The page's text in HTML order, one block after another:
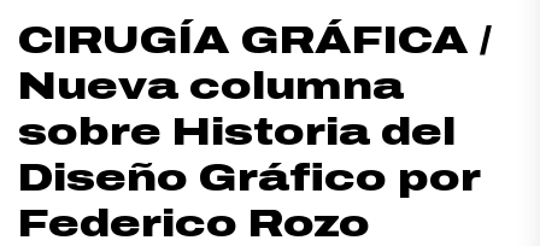
CIRUGÍA GRÁFICA /
Nueva columna
sobre Historia del
Diseño Gráfico por
Federico Rozo